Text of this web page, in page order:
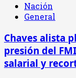
Nación
General
Chaves alista
presión del
salarial y